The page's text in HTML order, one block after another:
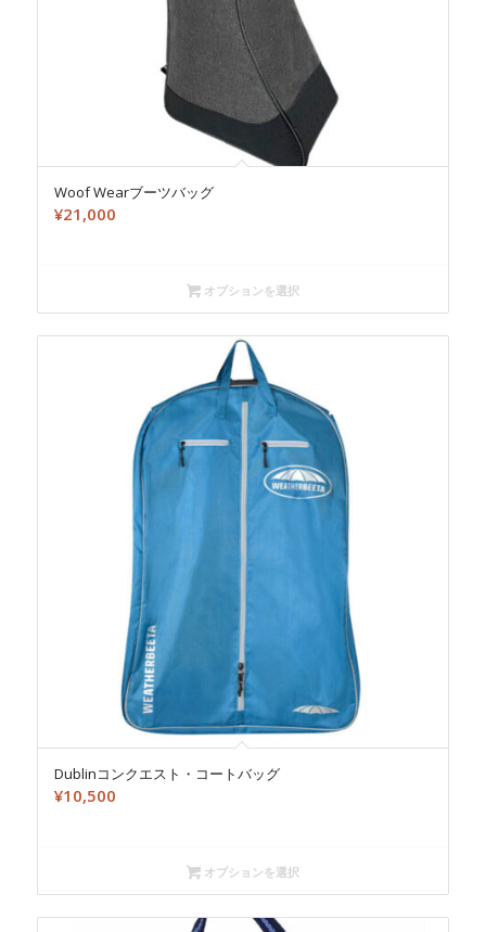
Woof Wearブーツバッグ
¥21,000
オプションを選択
Dublinコンクエスト・コートバッグ
¥10,500
オプションを選択